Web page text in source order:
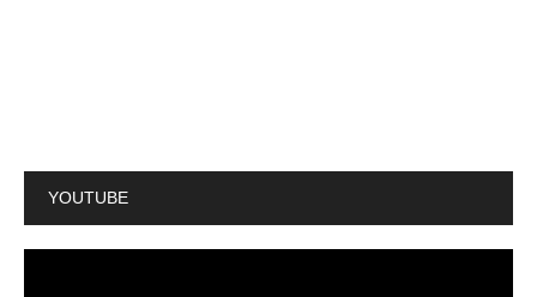
YOUTUBE
動